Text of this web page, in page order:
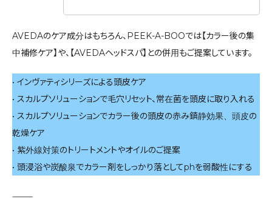
AVEDAのケア成分はもちろん、PEEK-A-BOOでは【カラー後の集
中補修ケア】や、【AVEDAヘッドスパ】との併用もご提案しています。
• インヴァティシリーズによる頭皮ケア
• スカルプソリューションで毛穴リセット、常在菌を頭皮に取り入れる
• スカルプソリューションでカラー後の頭皮の赤み鎮静効果、頭皮の
乾燥ケア
• 紫外線対策のトリートメントやオイルのご提案
• 頭浸浴や炭酸泉でカラー剤をしっかり落としてphを弱酸性にする